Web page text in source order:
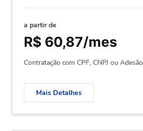
a partir de
R$ 60,87/mes
Contratação com CPF, CNPJ ou Adesão
Mais Detalhes